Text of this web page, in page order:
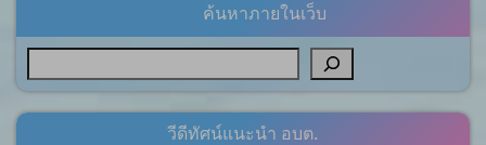
ค้นหาภายในเว็บ
วีดีทัศน์แนะนำ อบต.